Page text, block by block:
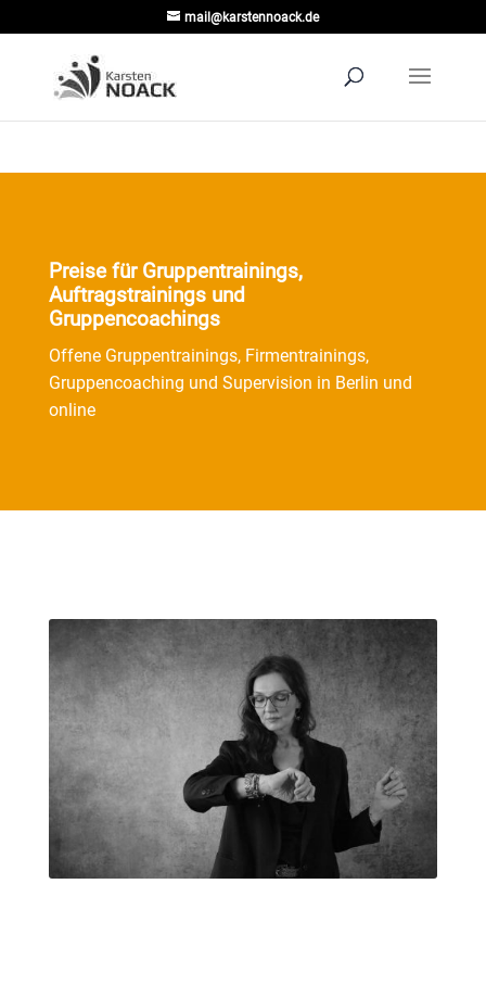
mail@karstennoack.de
Preise für Gruppentrainings,
Auftragstrainings und
Gruppencoachings
Offene Gruppentrainings, Firmentrainings,
Gruppencoaching und Supervision in Berlin und
online